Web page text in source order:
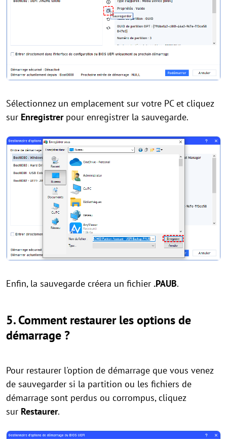
Sélectionnez un emplacement sur votre PC et cliquez
sur Enregistrerpour enregistrer la sauvegarde.
Enfin, la sauvegarde créera un fichier .PAUB.
5. Comment restaurer les options de
démarrage ?
Pour restaurer l'option de démarrage que vous venez
de sauvegarder si la partition ou les fichiers de
démarrage sont perdus ou corrompus, cliquez
sur Restaurer.